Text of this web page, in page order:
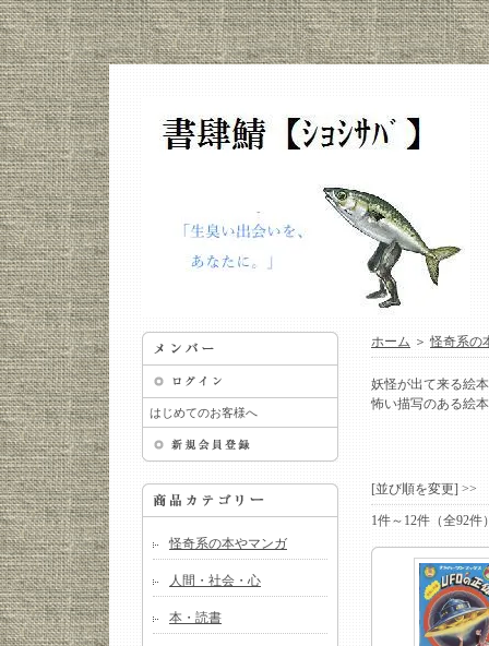
はじめてのお客様へ
怪奇系の本やマンガ
人間・社会・心
本・読書
ホーム ＞怪奇系の
妖怪が出て来る絵
怖い描写のある絵
[並び順を変更]
1件～12件（全92